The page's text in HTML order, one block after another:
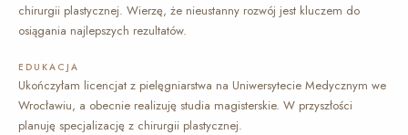
chirurgii plastycznej. Wierzę, że nieustanny rozwój jest kluczem do
osiągania najlepszych rezultatów.
EDUKACJA
Ukończyłam licencjat z pielęgniarstwa na Uniwersytecie Medycznym we
Wrocławiu, a obecnie realizuję studia magisterskie. W przyszłości
planuję specjalizację z chirurgii plastycznej.